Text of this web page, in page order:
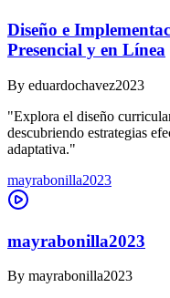
Diseño e
Presencial y en Línea
By eduardochavez2023
"Explora el diseño
descubriendo estrategias
adaptativa."
mayrabonilla2023
mayrabonilla2023
By mayrabonilla2023